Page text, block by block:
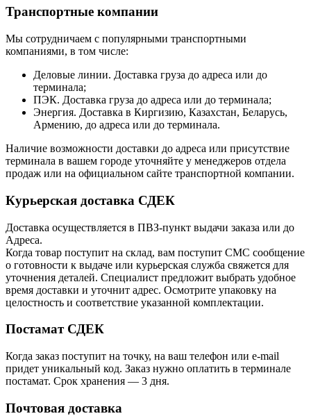
Транспортные компании
Мы сотрудничаем с популярными транспортными
компаниями, в том числе:
Деловые линии. Доставка груза до адреса или до
терминала;
ПЭК. Доставка груза до адреса или до терминала;
Энергия. Доставка в Киргизию, Казахстан, Беларусь,
Армению, до адреса или до терминала.
Наличие возможности доставки до адреса или присутствие
терминала в вашем городе уточняйте у менеджеров отдела
продаж или на официальном сайте транспортной компании.
Курьерская доставка СДЕК
Доставка осуществляется в ПВЗ-пункт выдачи заказа или до
Адреса.
Когда товар поступит на склад, вам поступит СМС сообщение
о готовности к выдаче или курьерская служба свяжется для
уточнения деталей. Специалист предложит выбрать удобное
время доставки и уточнит адрес. Осмотрите упаковку на
целостность и соответствие указанной комплектации.
Постамат СДЕК
Когда заказ поступит на точку, на ваш телефон или e-mail
придет уникальный код. Заказ нужно оплатить в терминале
постамат. Срок хранения — 3 дня.
Почтовая доставка